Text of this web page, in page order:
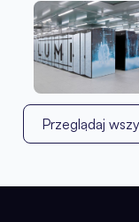
Przeglądaj